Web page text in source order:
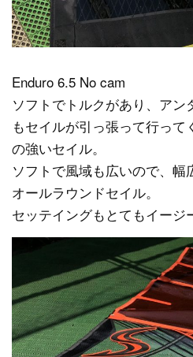
Enduro 6.5 No cam
ソフトでトルクがあり、ア
もセイルが引っ張って行っ
の強いセイル。
ソフトで風域も広いので、
オールラウンドセイル。
セッテイングもとてもイージ